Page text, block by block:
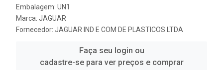
Embalagem: UN1
Marca: JAGUAR
Fornecedor: JAGUAR IND E COM DE PLASTICOS LTDA
Faça seu login ou
cadastre-se para ver preços e comprar